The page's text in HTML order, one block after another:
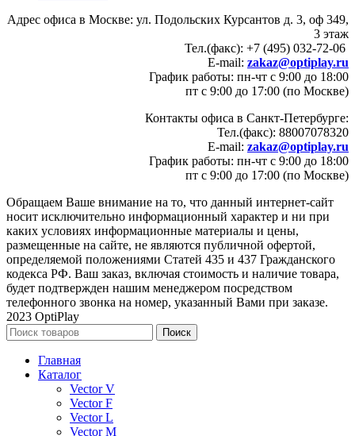
Адрес офиса в Москве: ул. Подольских Курсантов д. 3, оф 349,
3 этаж
Тел.(факс): +7 (495) 032-72-06
E-mail: zakaz@optiplay.ru
График работы: пн-чт с 9:00 до 18:00
пт с 9:00 до 17:00 (по Москве)
Контакты офиса в Санкт-Петербурге:
Тел.(факс): 88007078320
E-mail: zakaz@optiplay.ru
График работы: пн-чт с 9:00 до 18:00
пт с 9:00 до 17:00 (по Москве)
Обращаем Ваше внимание на то, что данный интернет-сайт
носит исключительно информационный характер и ни при
каких условиях информационные материалы и цены,
размещенные на сайте, не являются публичной офертой,
определяемой положениями Статей 435 и 437 Гражданского
кодекса РФ. Ваш заказ, включая стоимость и наличие товара,
будет подтвержден нашим менеджером посредством
телефонного звонка на номер, указанный Вами при заказе.
2023 OptiPlay
Поиск
Главная
Каталог
Vector V
Vector F
Vector L
Vector M